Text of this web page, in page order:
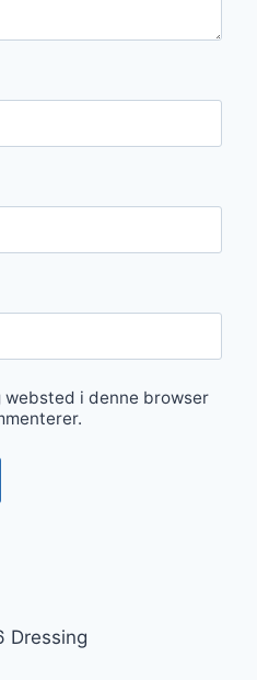
websted i denne browser
Dressing